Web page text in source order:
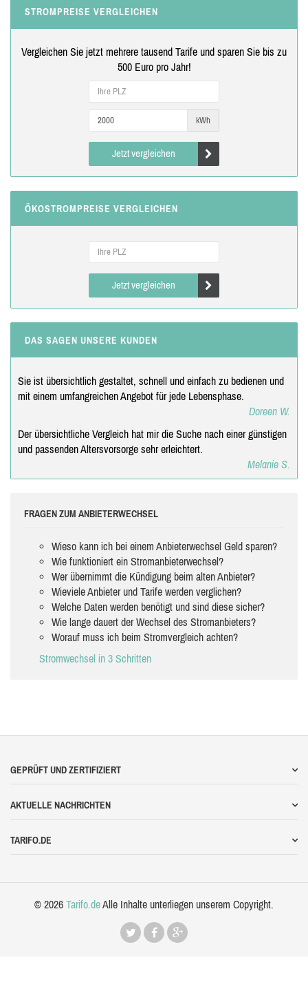
STROMPREISE VERGLEICHEN
Vergleichen Sie jetzt mehrere tausend Tarife und sparen Sie bis zu
500 Euro pro Jahr!
kWh
Jetzt vergleichen
ÖKOSTROMPREISE VERGLEICHEN
Jetzt vergleichen
DAS SAGEN UNSERE KUNDEN
Sie ist übersichtlich gestaltet, schnell und einfach zu bedienen und
mit einem umfangreichen Angebot für jede Lebensphase.
Doreen W.
Der übersichtliche Vergleich hat mir die Suche nach einer günstigen
und passenden Altersvorsorge sehr erleichtert.
Melanie S.
FRAGEN ZUM ANBIETERWECHSEL
Wieso kann ich bei einem Anbieterwechsel Geld sparen?
Wie funktioniert ein Stromanbieterwechsel?
Wer übernimmt die Kündigung beim alten Anbieter?
Wieviele Anbieter und Tarife werden verglichen?
Welche Daten werden benötigt und sind diese sicher?
Wie lange dauert der Wechsel des Stromanbieters?
Worauf muss ich beim Stromvergleich achten?
Stromwechsel in 3 Schritten
GEPRÜFT UND ZERTIFIZIERT
AKTUELLE NACHRICHTEN
TARIFO.DE
© 2026 Tarifo.deAlle Inhalte unterliegen unserem Copyright.